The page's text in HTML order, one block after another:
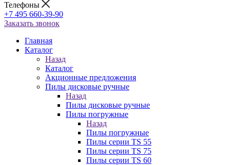
Телефоны
+7 495 660-39-90
Заказать звонок
Главная
Каталог
Назад
Каталог
Акционные предложения
Пилы дисковые ручные
Назад
Пилы дисковые ручные
Пилы погружные
Назад
Пилы погружные
Пилы серии TS 55
Пилы серии TS 75
Пилы серии TS 60